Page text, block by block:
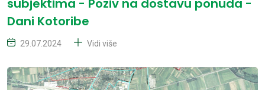
subjektima - Poziv na dostavu ponuda -
Dani Kotoribe
29.07.2024 Vidi više